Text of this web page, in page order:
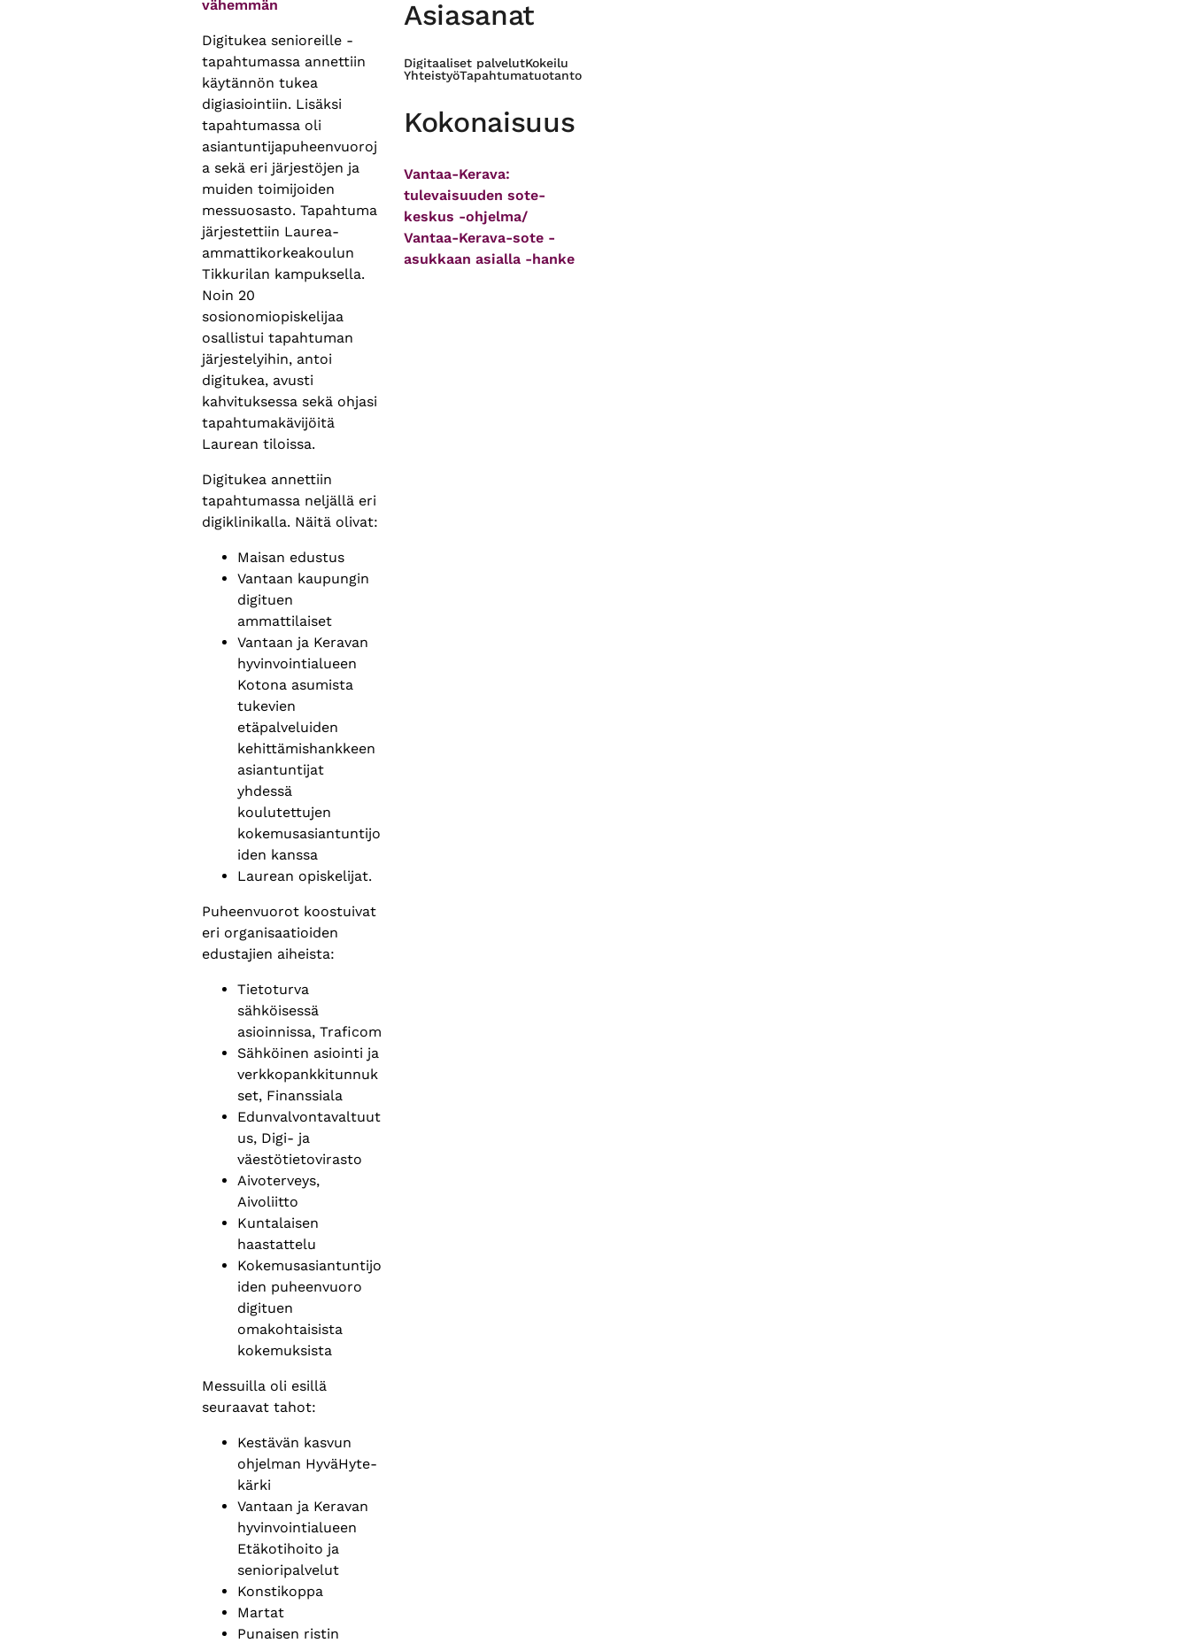
vähemmän
Digitukea senioreille -
tapahtumassa annettiin
käytännön tukea
digiasiointiin. Lisäksi
tapahtumassa oli
asiantuntijapuheenvuoroj
a sekä eri järjestöjen ja
muiden toimijoiden
messuosasto. Tapahtuma
järjestettiin Laurea-
ammattikorkeakoulun
Tikkurilan kampuksella.
Noin 20
sosionomiopiskelijaa
osallistui tapahtuman
järjestelyihin, antoi
digitukea, avusti
kahvituksessa sekä ohjasi
tapahtumakävijöitä
Laurean tiloissa.
Digitukea annettiin
tapahtumassa neljällä eri
digiklinikalla. Näitä olivat:
Maisan edustus
Vantaan kaupungin
digituen
ammattilaiset
Vantaan ja Keravan
hyvinvointialueen
Kotona asumista
tukevien
etäpalveluiden
kehittämishankkeen
asiantuntijat
yhdessä
koulutettujen
kokemusasiantuntijo
iden kanssa
Laurean opiskelijat.
Puheenvuorot koostuivat
eri organisaatioiden
edustajien aiheista:
Tietoturva
sähköisessä
asioinnissa, Traficom
Sähköinen asiointi ja
verkkopankkitunnuk
set, Finanssiala
Edunvalvontavaltuut
us, Digi- ja
väestötietovirasto
Aivoterveys,
Aivoliitto
Kuntalaisen
haastattelu
Kokemusasiantuntijo
iden puheenvuoro
digituen
omakohtaisista
kokemuksista
Messuilla oli esillä
seuraavat tahot:
Kestävän kasvun
ohjelman HyväHyte-
kärki
Vantaan ja Keravan
hyvinvointialueen
Etäkotihoito ja
senioripalvelut
Konstikoppa
Martat
Punaisen ristin
Asiasanat
Digitaaliset palvelutKokeilu
YhteistyöTapahtumatuotanto
Kokonaisuus
Vantaa-Kerava:
tulevaisuuden sote-
keskus -ohjelma/
Vantaa-Kerava-sote -
asukkaan asialla -hanke